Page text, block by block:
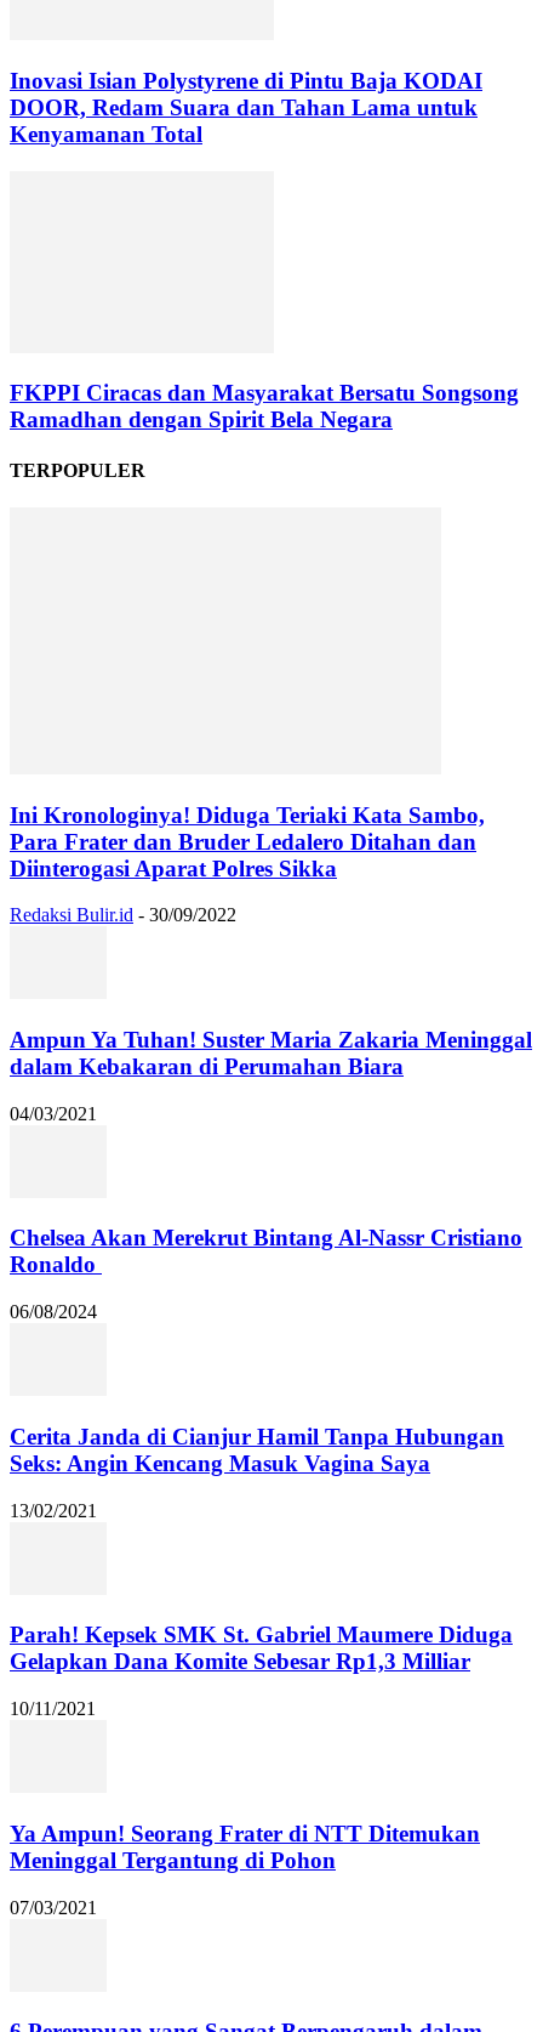
Inovasi Isian Polystyrene di Pintu Baja KODAI
DOOR, Redam Suara dan Tahan Lama untuk
Kenyamanan Total
FKPPI Ciracas dan Masyarakat Bersatu Songsong
Ramadhan dengan Spirit Bela Negara
TERPOPULER
Ini Kronologinya! Diduga Teriaki Kata Sambo,
Para Frater dan Bruder Ledalero Ditahan dan
Diinterogasi Aparat Polres Sikka
Redaksi Bulir.id - 30/09/2022
Ampun Ya Tuhan! Suster Maria Zakaria Meninggal
dalam Kebakaran di Perumahan Biara
04/03/2021
Chelsea Akan Merekrut Bintang Al-Nassr Cristiano
Ronaldo
06/08/2024
Cerita Janda di Cianjur Hamil Tanpa Hubungan
Seks: Angin Kencang Masuk Vagina Saya
13/02/2021
Parah! Kepsek SMK St. Gabriel Maumere Diduga
Gelapkan Dana Komite Sebesar Rp1,3 Milliar
10/11/2021
Ya Ampun! Seorang Frater di NTT Ditemukan
Meninggal Tergantung di Pohon
07/03/2021